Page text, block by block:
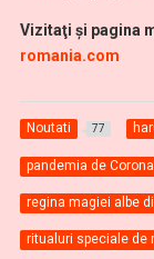
Vizitaţi şi pagina
romania.com
Noutati 77
pandemia de
regina magiei albe
ritualuri speciale de